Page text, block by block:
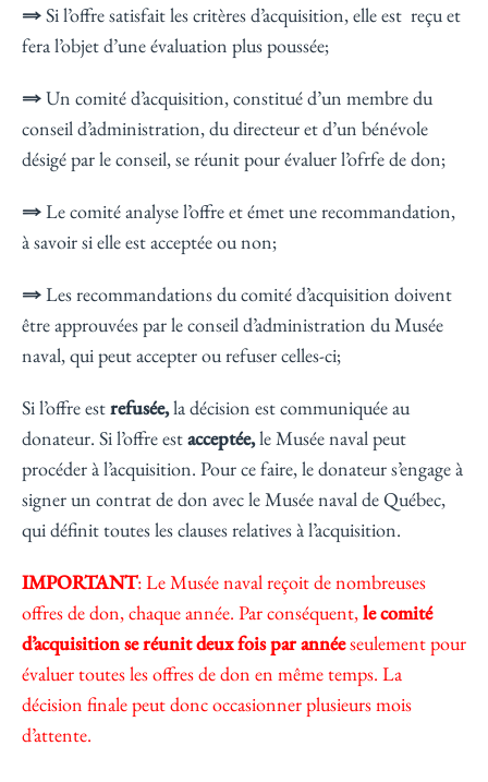
⇒Si l’offre satisfait les critères d’acquisition, elle est reçu et
fera l’objet d’une évaluation plus poussée;
⇒Un comité d’acquisition, constitué d’un membre du
conseil d’administration, du directeur et d’un bénévole
désigé par le conseil, se réunit pour évaluer l’ofrfe de don;
⇒Le comité analyse l’offre et émet une recommandation,
à savoir si elle est acceptée ou non;
⇒Les recommandations du comité d’acquisition doivent
être approuvées par le conseil d’administration du Musée
naval, qui peut accepter ou refuser celles-ci;
Si l’offre estrefusée,la décision est communiquée au
donateur. Si l’offre estacceptée,le Musée naval peut
procéder à l’acquisition. Pour ce faire, le donateur s’engage à
signer un contrat de don avec le Musée naval de Québec,
qui définit toutes les clauses relatives à l’acquisition.
IMPORTANT: Le Musée naval reçoit de nombreuses
offres de don, chaque année. Par conséquent, le comité
d’acquisition se réunit deux fois par annéeseulement pour
évaluer toutes les offres de don en même temps. La
décision finale peut donc occasionner plusieurs mois
d’attente.